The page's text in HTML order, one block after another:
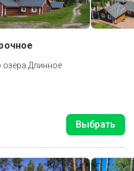
озера Длинное
Выбрать